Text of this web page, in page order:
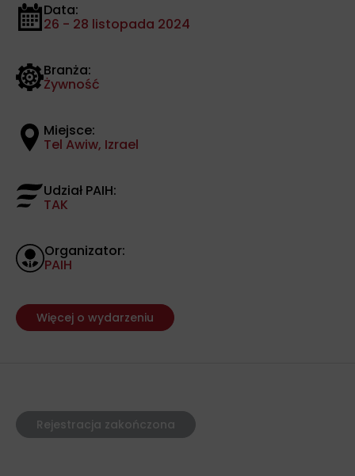
Data:
26 - 28 listopada 2024
Branża:
Żywność
Miejsce:
Tel Awiw, Izrael
Udział PAIH:
TAK
Organizator:
PAIH
Więcej o wydarzeniu
Rejestracja zakończona